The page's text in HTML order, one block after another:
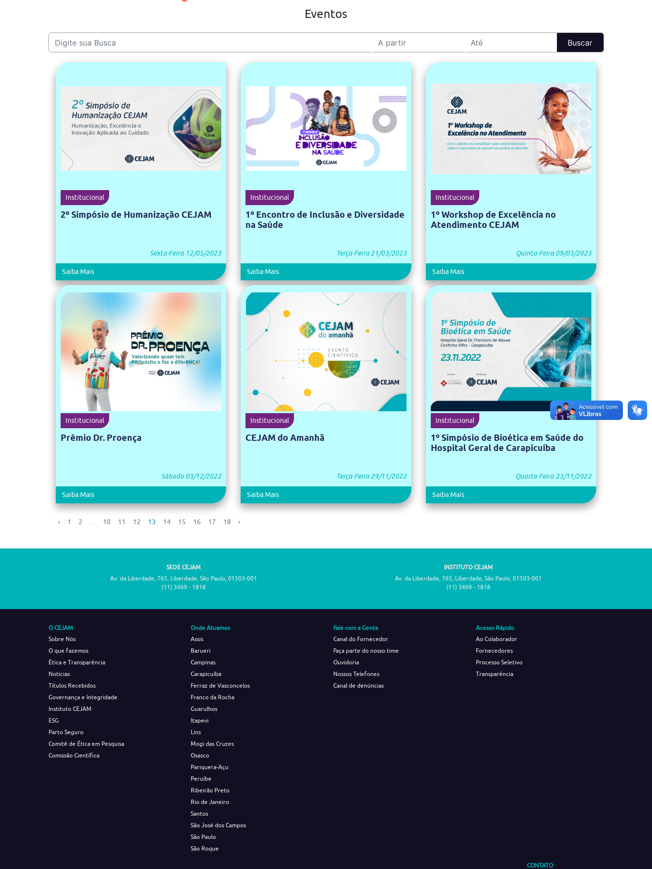
Eventos
Institucional
2º Simpósio de Humanização CEJAM
Sexta-Feira 12/05/2023
Saiba Mais
Institucional
1º Encontro de Inclusão e Diversidade
na Saúde
Terça-Feira 21/03/2023
Saiba Mais
Institucional
1º Workshop de Excelência no
Atendimento CEJAM
Quinta-Feira 09/03/2023
Saiba Mais
Institucional
Prêmio Dr. Proença
Sábado 03/12/2022
Saiba Mais
Científico
Institucional
CEJAM do Amanhã
Terça-Feira 29/11/2022
Saiba Mais
Institucional
1º Simpósio de Bioética em Saúde do
Hospital Geral de Carapicuíba
Quarta-Feira 23/11/2022
Saiba Mais
‹ 1 2 10 11 12 13 14 15 16 17 18 ›
SEDE CEJAM
Av. da Liberdade, 765, Liberdade, São Paulo, 01503-001
(11) 3469 - 1818
INSTITUTO CEJAM
Av. da Liberdade, 765, Liberdade, São Paulo, 01503-001
(11) 3469 - 1818
O CEJAM
Sobre Nós
O que fazemos
Ética e Transparência
Notícias
Títulos Recebidos
Governança e Integridade
Instituto CEJAM
ESG
Parto Seguro
Comitê de Ética em Pesquisa
Comissão Científica
Onde Atuamos
Assis
Barueri
Campinas
Carapicuíba
Ferraz de Vasconcelos
Franco da Rocha
Guarulhos
Itapevi
Lins
Mogi das Cruzes
Osasco
Pariquera-Açu
Peruíbe
Ribeirão Preto
Rio de Janeiro
Santos
São José dos Campos
São Paulo
São Roque
Fale com a Gente
Canal do Fornecedor
Faça parte do nosso time
Ouvidoria
Nossos Telefones
Canal de denúncias
Acesso Rápido
Ao Colaborador
Fornecedores
Processo Seletivo
Transparência
CONTATO